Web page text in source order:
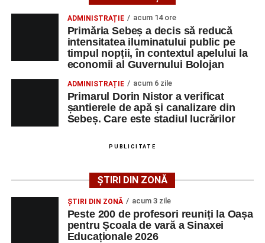
Primăria Sebeș a decis să reducă intensitatea
iluminatului public pe timpul nopții, în contextul
apelului la economii al Guvernului Bolojan
Duminică, 23 august 2026, Râpa Roșie găzduiește
cea de-a III-a ediție a concursului „CicloAventurier
de Sebeș”
Primul concert din cadrul String Symphonic Camp
2026 a adus emoție și aplauze la Sebeș
au venit la Sebeș și au susținut un recital apreciat de
tinerilor muzicieni și munca depusă în cadrul taberei, iar
spectatorii au răsplătit prestațiile cu aplauze îndelungate.
ADMINISTRAȚIE acum 14 ore
Primăria Sebeș a decis să reducă
intensitatea iluminatului public pe
timpul nopții, în contextul apelului la
economii al Guvernului Bolojan
ADMINISTRAȚIE acum 6 zile
Primarul Dorin Nistor a verificat
șantierele de apă și canalizare din
Sebeș. Care este stadiul lucrărilor
PUBLICITATE
ȘTIRI DIN ZONĂ
ȘTIRI DIN ZONĂ acum 3 zile
Peste 200 de profesori reuniți la Oașa
pentru Școala de vară a Sinaxei
Educaționale 2026